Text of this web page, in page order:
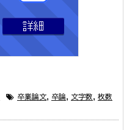
卒業論文, 卒論, 文字数, 枚数